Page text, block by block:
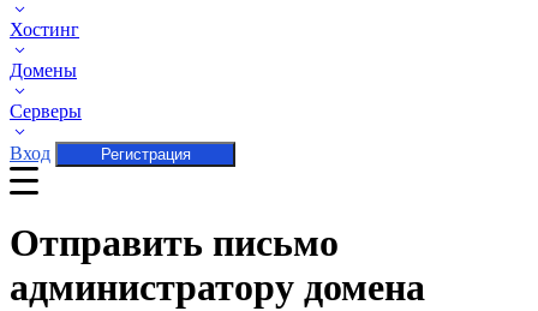
Хостинг
Домены
Серверы
Вход Регистрация
Отправить письмо
администратору домена